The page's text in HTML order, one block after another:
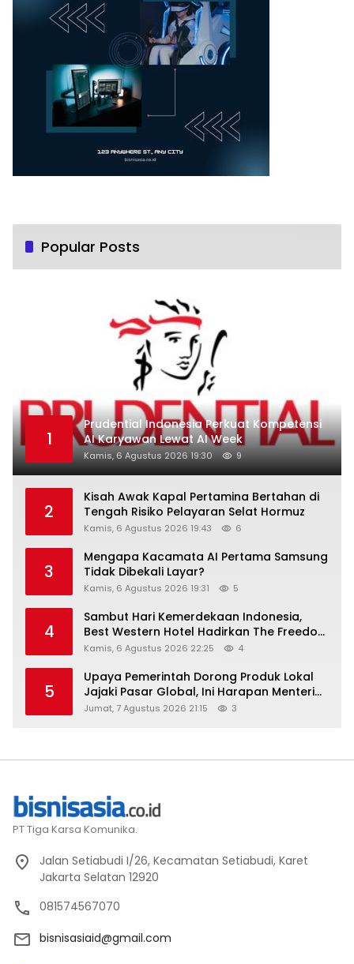
Popular Posts
1
Prudential Indonesia Perkuat Kompetensi
AI Karyawan Lewat AI Week
Kamis, 6 Agustus 2026 19:30 9
2
Kisah Awak Kapal Pertamina Bertahan di
Tengah Risiko Pelayaran Selat Hormuz
Kamis, 6 Agustus 2026 19:43 6
3
Mengapa Kacamata AI Pertama Samsung
Tidak Dibekali Layar?
Kamis, 6 Agustus 2026 19:31 5
4
Sambut Hari Kemerdekaan Indonesia,
Best Western Hotel Hadirkan The Freedom
Stay Diskon Hingga 45%
Kamis, 6 Agustus 2026 22:25 4
5
Upaya Pemerintah Dorong Produk Lokal
Jajaki Pasar Global, Ini Harapan Menteri
Perindustrian RI Lewat ILT dan IGT Expo
Jumat, 7 Agustus 2026 21:15 3
PT Tiga Karsa Komunika.
Jalan Setiabudi I/26, Kecamatan Setiabudi, Karet
Jakarta Selatan 12920
081574567070
bisnisasiaid@gmail.com